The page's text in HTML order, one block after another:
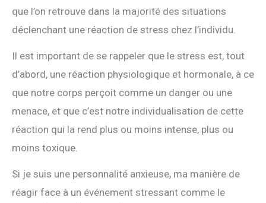
que l’on retrouve dans la majorité des situations
déclenchant une réaction de stress chez l’individu.
Il est important de se rappeler que le stress est, tout
d’abord, une réaction physiologique et hormonale, à ce
que notre corps perçoit comme un danger ou une
menace, et que c’est notre individualisation de cette
réaction qui la rend plus ou moins intense, plus ou
moins toxique.
Si je suis une personnalité anxieuse, ma manière de
réagir face à un événement stressant comme le